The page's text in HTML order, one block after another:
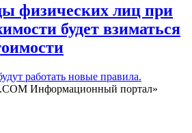
физических лиц при
будет взиматься
работать новые правила.
Информационный портал»